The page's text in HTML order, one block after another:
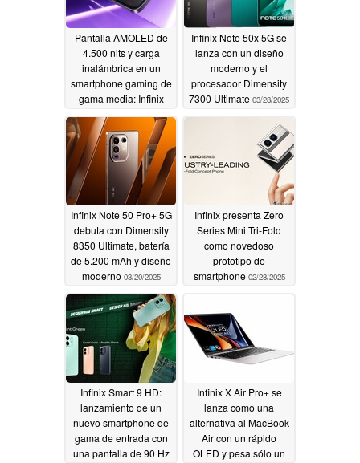
Pantalla AMOLED de
4.500 nits y carga
inalámbrica en un
smartphone gaming de
gama media: Infinix
05/22/2025
Infinix Note 50x 5G se
lanza con un diseño
moderno y el
procesador Dimensity
7300 Ultimate 03/28/2025
Infinix Note 50 Pro+ 5G
debuta con Dimensity
8350 Ultimate, batería
de 5.200 mAh y diseño
moderno 03/20/2025
Infinix presenta Zero
Series Mini Tri-Fold
como novedoso
prototipo de
smartphone 02/28/2025
Infinix Smart 9 HD:
lanzamiento de un
nuevo smartphone de
gama de entrada con
una pantalla de 90 Hz
Infinix X Air Pro+ se
lanza como una
alternativa al MacBook
Air con un rápido
OLED y pesa sólo un